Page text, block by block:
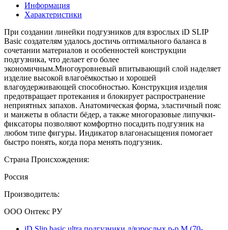
Информация
Характеристики
При создании линейки подгузников для взрослых iD SLIP
Basiс создателям удалось достичь оптимального баланса в
сочетании материалов и особенностей конструкции
подгузника, что делает его более
экономичным.Многоуровневый впитывающий слой наделяет
изделие высокой влагоёмкостью и хорошей
влагоудерживающей способностью. Конструкция изделия
предотвращает протекания и блокирует распространение
неприятных запахов. Анатомическая форма, эластичный пояс
и манжеты в области бёдер, а также многоразовые липучки-
фиксаторы позволяют комфортно посадить подгузник на
любом типе фигуры. Индикатор влагонасыщения помогает
быстро понять, когда пора менять подгузник.
Страна Происхождения:
Россия
Производитель:
ООО Онтекс РУ